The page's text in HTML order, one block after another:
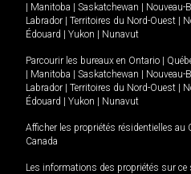
| Manitoba | Saskatchewan | Nouveau-
Labrador | Territoires du Nord-Ouest |
Édouard | Yukon | Nunavut
Parcourir les bureaux en Ontario |
| Manitoba | Saskatchewan | Nouveau-
Labrador | Territoires du Nord-Ouest |
Édouard | Yukon | Nunavut
Afficher les propriétés résidentielles au
Canada
Les informations des propriétés sur